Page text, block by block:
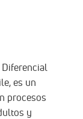
es un
procesos
y